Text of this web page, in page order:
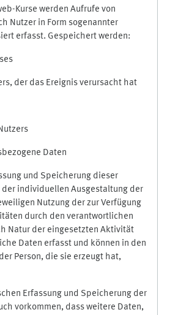
Kurse werden Aufrufe von
Nutzer in Form sogenannter
erfasst. Gespeichert werden:
der das Ereignis verursacht hat
Daten
und Speicherung dieser
der individuellen Ausgestaltung der
Nutzung der zur Verfügung
durch den verantwortlichen
Natur der eingesetzten Aktivität
Daten erfasst und können in den
Person, die sie erzeugt hat,
Erfassung und Speicherung der
vorkommen, dass weitere Daten,